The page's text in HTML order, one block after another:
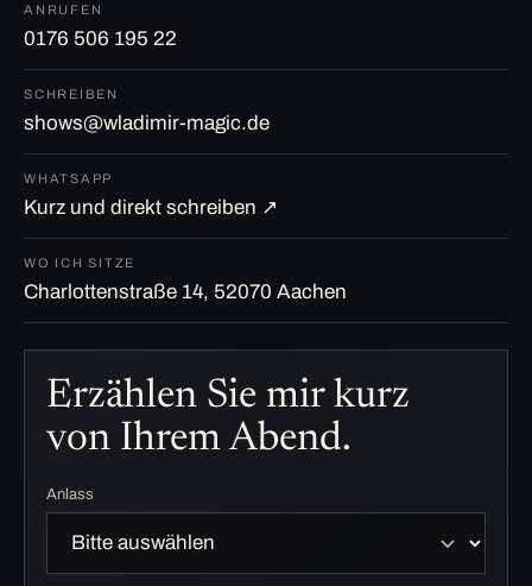
ANRUFEN
0176 506 195 22
SCHREIBEN
shows@wladimir-magic.de
WHATSAPP
Kurz und direkt schreiben ↗
WO ICH SITZE
Charlottenstraße 14, 52070 Aachen
Erzählen Sie mir kurz
von Ihrem Abend.
Anlass